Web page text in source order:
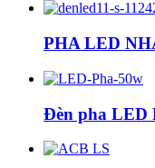
PHA LED
Đèn pha LED